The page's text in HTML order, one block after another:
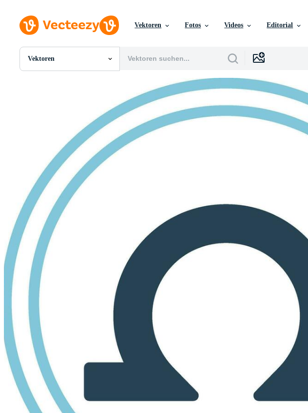
Vektoren Fotos Videos Editorial
Vektoren
Alle Bilder
Motion Graphics
Redaktionelle Bilder
Redaktionelle Ereignisse